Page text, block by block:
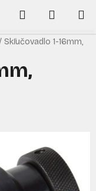
Hľadať
KOŠÍK
Skľučovadlo 1-16mm,